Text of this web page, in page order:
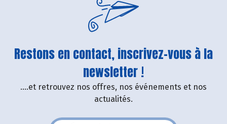
Restons en contact, inscrivez-vous à la
newsletter !
....et retrouvez nos offres, nos événements et nos
actualités.